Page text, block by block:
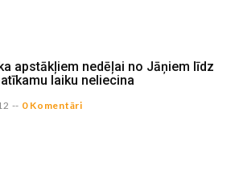
apstākļiem nedēļai no Jāņiem līdz
laiku neliecina
-- 0 Komentāri